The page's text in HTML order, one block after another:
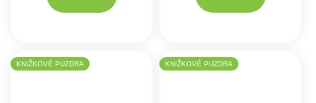
KNIŽKOVÉ PUZDRA KNIŽKOVÉ PUZDRA